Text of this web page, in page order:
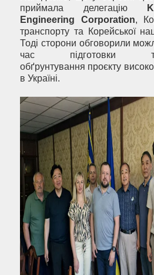
приймала делегацію
Engineering Corporation,
транспорту та Корейської
Тоді сторони обговорили
час підготовки
обґрунтування проєкту
в Україні.